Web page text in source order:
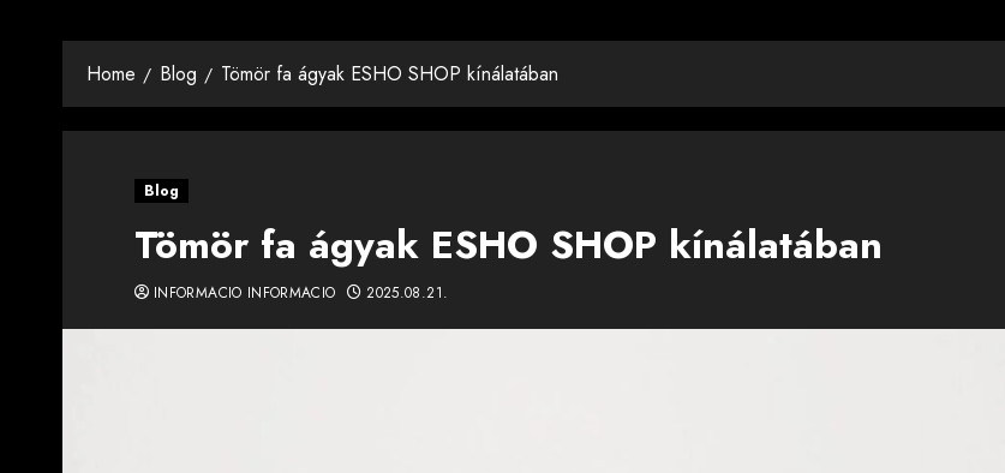
Home Blog Tömör fa ágyak ESHO SHOP kínálatában
Blog
Tömör fa ágyak ESHO SHOP kínálatában
INFORMACIO INFORMACIO 2025.08.21.